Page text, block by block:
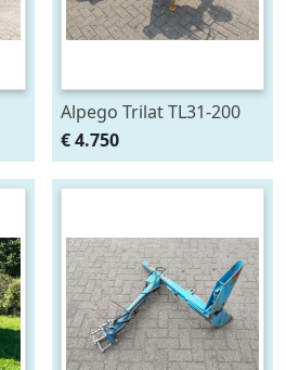
Alpego Trilat TL31-200
AM Verstek
Klepelmaaier
€ 4.750